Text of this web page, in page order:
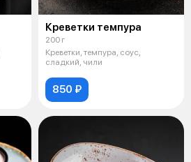
Креветки темпура
200 г
Креветки, темпура, соус,
сладкий, чили
850 ₽